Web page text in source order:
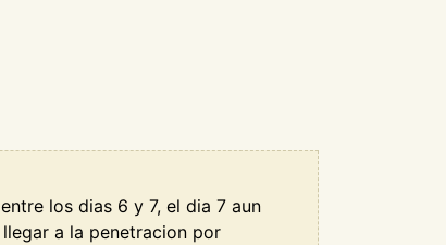
los dias 6 y 7, el dia 7 aun
a la penetracion por